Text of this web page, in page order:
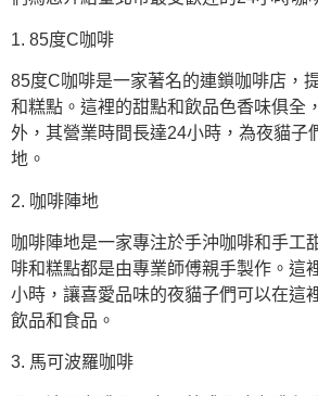
1. 85度C咖啡
85度C咖啡是一家著名的連鎖咖啡店，
和糕點。這裡的甜點和飲品色香味俱全
外，其營業時間長達24小時，為夜貓子
地。
2. 咖啡陣地
咖啡陣地是一家專注於手沖咖啡和手工
啡和糕點都是由專業師傅親手製作。這
小時，讓喜愛品味的夜貓子們可以在這
飲品和食品。
3. 馬可波羅咖啡